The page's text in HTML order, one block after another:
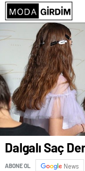
Dalgalı Saç
ABONE OL News